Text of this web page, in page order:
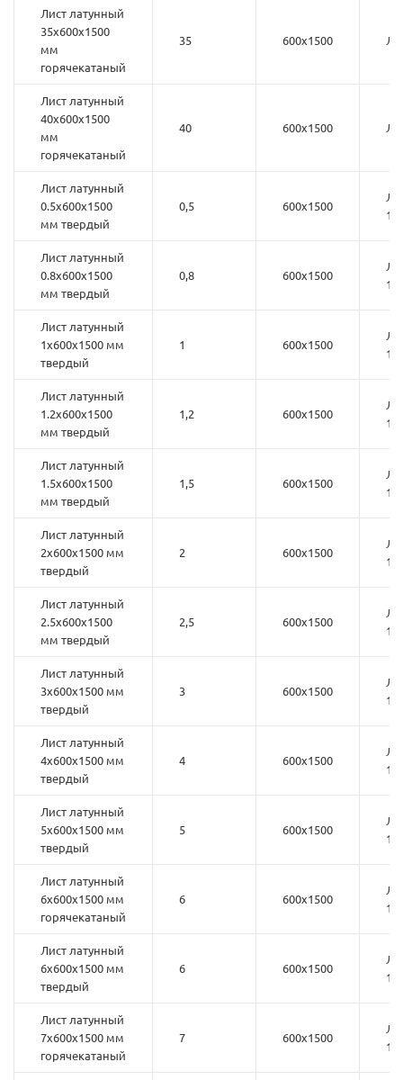
Лист латунный
35х600х1500
мм
горячекатаный
35 600х1500
Лист латунный
40х600х1500
мм
горячекатаный
40 600х1500
Лист латунный
0.5х600х1500
мм твердый
0,5 600х1500
1
Лист латунный
0.8х600х1500
мм твердый
0,8 600х1500
1
Лист латунный
1х600х1500 мм
твердый
1 600х1500
1
Лист латунный
1.2х600х1500
мм твердый
1,2 600х1500
1
Лист латунный
1.5х600х1500
мм твердый
1,5 600х1500
1
Лист латунный
2х600х1500 мм
твердый
2 600х1500
1
Лист латунный
2.5х600х1500
мм твердый
2,5 600х1500
1
Лист латунный
3х600х1500 мм
твердый
3 600х1500
1
Лист латунный
4х600х1500 мм
твердый
4 600х1500
1
Лист латунный
5х600х1500 мм
твердый
5 600х1500
1
Лист латунный
6х600х1500 мм
горячекатаный
6 600х1500
1
Лист латунный
6х600х1500 мм
твердый
6 600х1500
1
Лист латунный
7х600х1500 мм
горячекатаный
7 600х1500
1